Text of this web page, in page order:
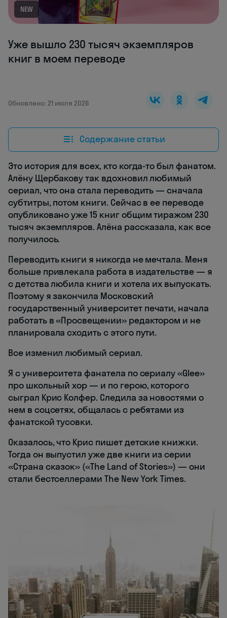
NEW
Уже вышло 230 тысяч экземпляров
книг в моем переводе
Обновлено: 21 июля 2026
Содержание статьи
Это история для всех, кто когда-то был фанатом.
Алёну Щербакову так вдохновил любимый
сериал, что она стала переводить — сначала
субтитры, потом книги. Сейчас в ее переводе
опубликовано уже 15 книг общим тиражом 230
тысяч экземпляров. Алёна рассказала, как все
получилось.
Переводить книги я никогда не мечтала. Меня
больше привлекала работа в издательстве — я
с детства любила книги и хотела их выпускать.
Поэтому я закончила Московский
государственный университет печати, начала
работать в «Просвещении» редактором и не
планировала сходить с этого пути.
Все изменил любимый сериал.
Я с университета фанатела по сериалу «Glee»
про школьный хор — и по герою, которого
сыграл Крис Колфер. Следила за новостями о
нем в соцсетях, общалась с ребятами из
фанатской тусовки.
Оказалось, что Крис пишет детские книжки.
Тогда он выпустил уже две книги из серии
«Страна сказок» («The Land of Stories») — они
стали бестселлерами The New York Times.